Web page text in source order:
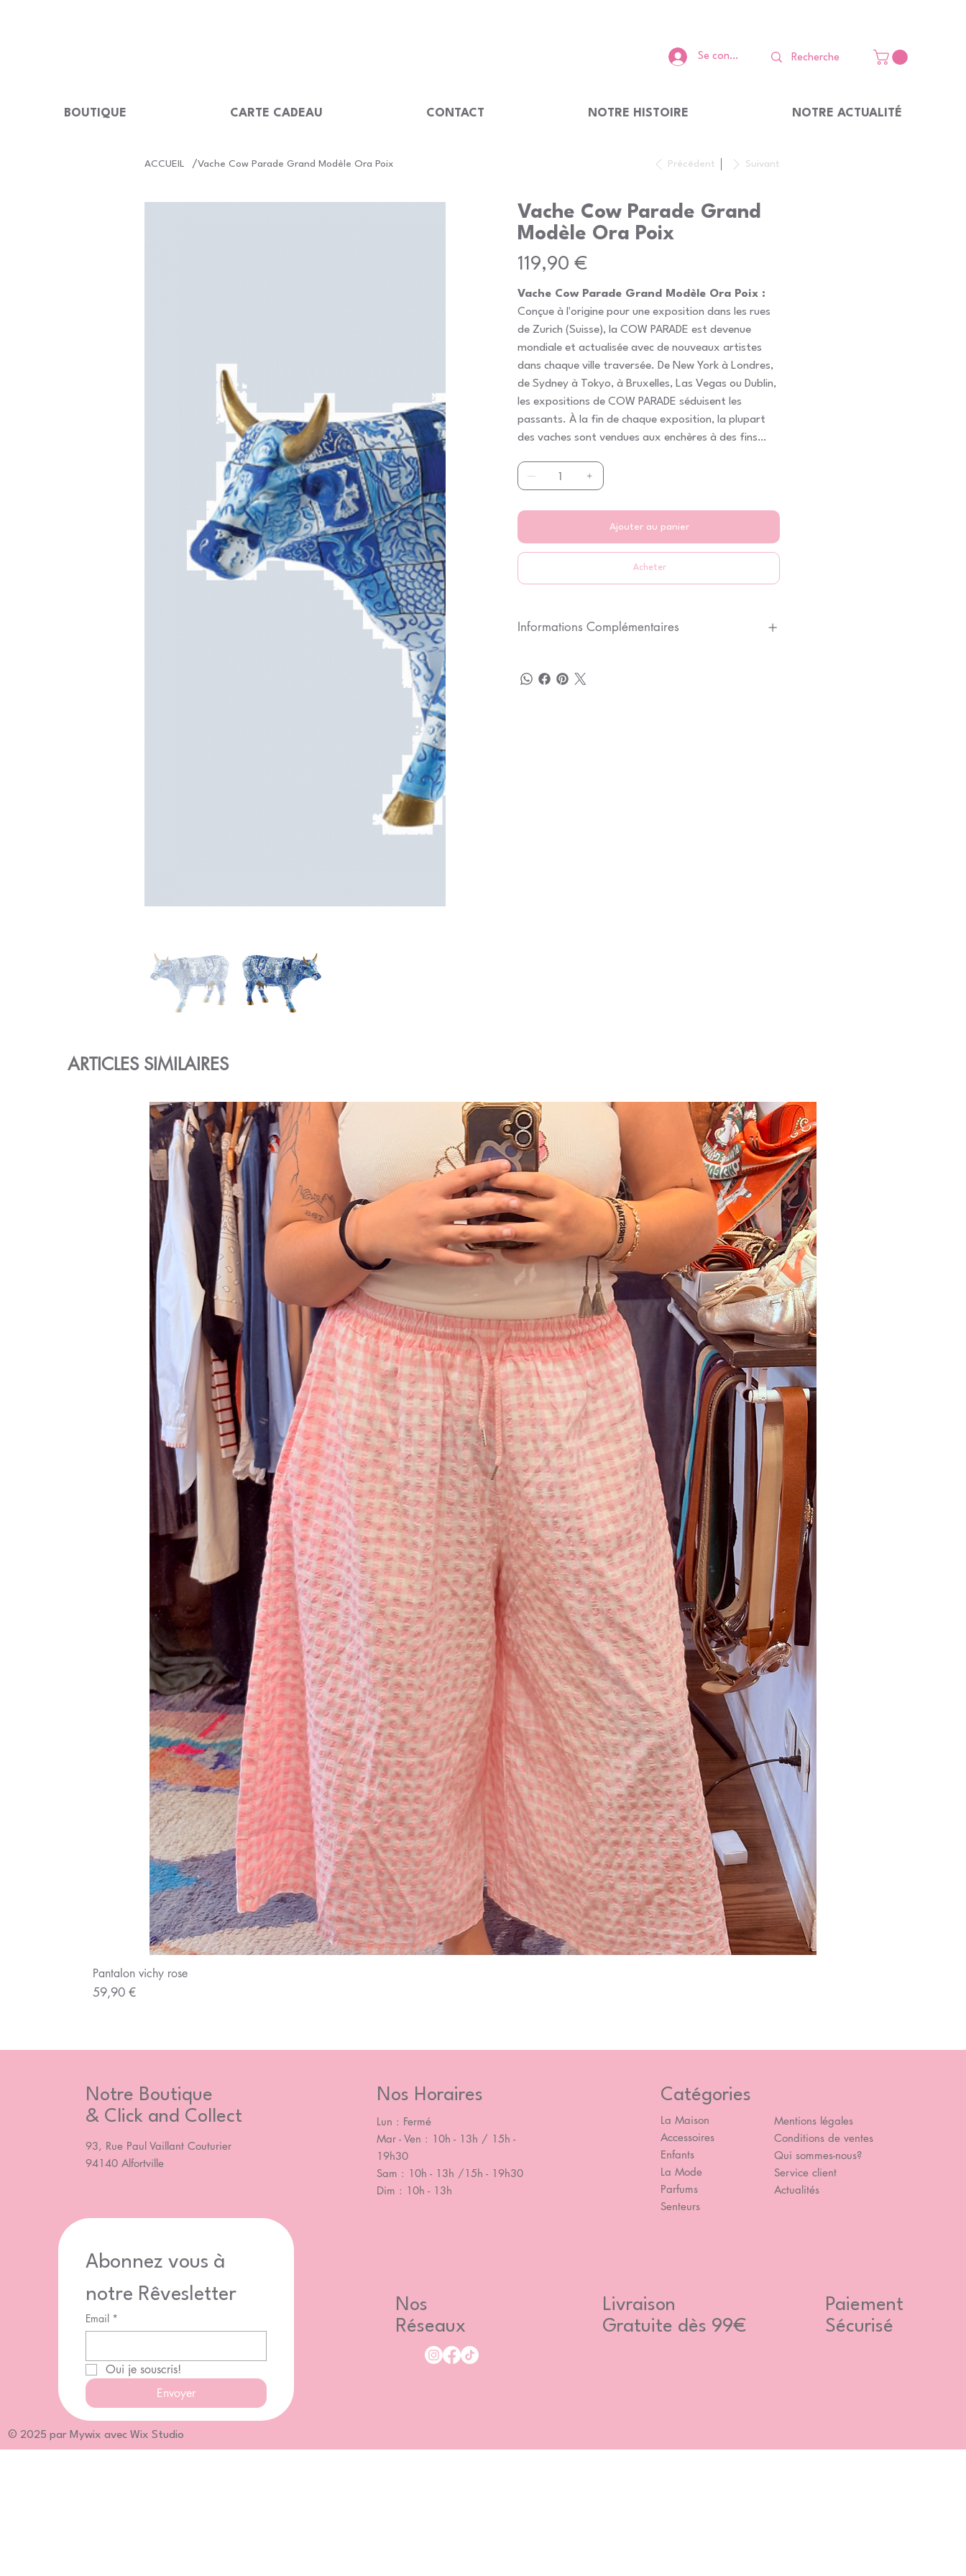
Se connecter
BOUTIQUE CARTE CADEAU CONTACT NOTRE HISTOIRE NOTRE ACTUALITÉ
ACCUEIL /Vache Cow Parade Grand Modèle Ora Poix Précédent Suivant
Vache Cow Parade Grand
Modèle Ora Poix
Prix
119,90 €
Vache Cow Parade Grand Modèle Ora Poix :
Conçue à l'origine pour une exposition dans les rues
de Zurich (Suisse), la COW PARADE est devenue
mondiale et actualisée avec de nouveaux artistes
dans chaque ville traversée. De New York à Londres,
de Sydney à Tokyo, à Bruxelles, Las Vegas ou Dublin,
les expositions de COW PARADE séduisent les
passants. À la fin de chaque exposition, la plupart
des vaches sont vendues aux enchères à des fins
Ajouter au panier
Acheter
Informations Complémentaires
ARTICLES SIMILAIRES
Pantalon vichy rose
Prix
59,90 €
Notre Boutique
& Click and Collect
93, Rue Paul Vaillant Couturier
94140 Alfortville
Nos Horaires
Lun : Fermé
Mar - Ven : 10h - 13h / 15h -
19h30
Sam : 10h - 13h /15h - 19h30
Dim : 10h - 13h
Catégories
La Maison
Accessoires
Enfants
La Mode
Parfums
Senteurs
Mentions légales
Conditions de ventes
Qui sommes-nous?
Service client
Actualités
Abonnez vous à
notre Rêvesletter
Email *
Oui je souscris!
Envoyer
Nos
Réseaux
Livraison
Gratuite dès 99€
Paiement
Sécurisé
© 2025 par Mywix avec Wix Studio